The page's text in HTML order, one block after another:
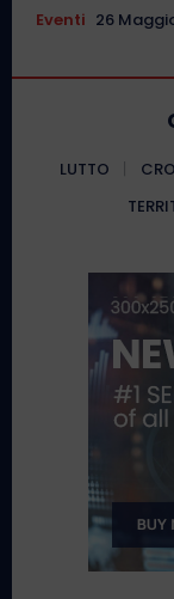
Eventi 26
LUTTO